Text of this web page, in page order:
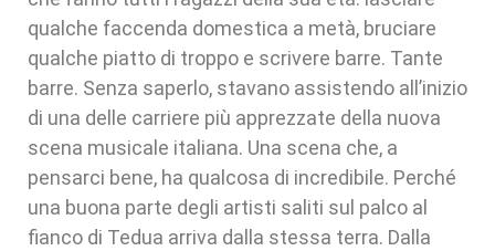
qualche faccenda domestica a metà, bruciare
qualche piatto di troppo e scrivere barre. Tante
barre. Senza saperlo, stavano assistendo all’inizio
di una delle carriere più apprezzate della nuova
scena musicale italiana. Una scena che, a
pensarci bene, ha qualcosa di incredibile. Perché
una buona parte degli artisti saliti sul palco al
fianco di Tedua arriva dalla stessa terra. Dalla